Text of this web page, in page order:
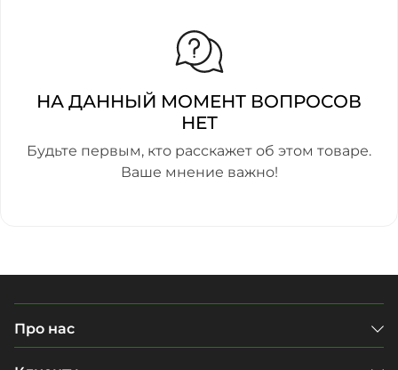
НА ДАННЫЙ МОМЕНТ ВОПРОСОВ
НЕТ
Будьте первым, кто расскажет об этом товаре.
Ваше мнение важно!
Про нас